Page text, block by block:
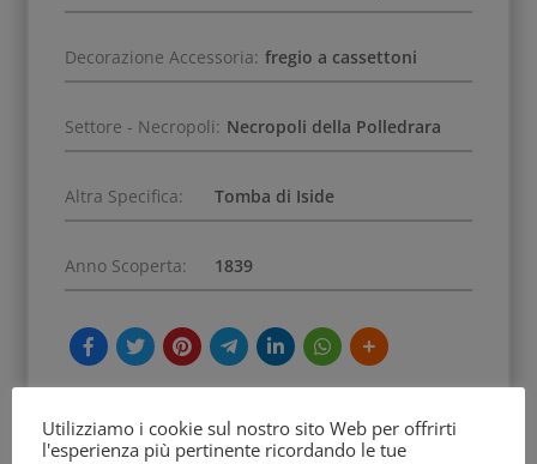
Decorazione Accessoria: fregio a cassettoni
Settore - Necropoli: Necropoli della Polledrara
Altra Specifica: Tomba di Iside
Anno Scoperta: 1839
Utilizziamo i cookie sul nostro sito Web per offrirti
l'esperienza più pertinente ricordando le tue